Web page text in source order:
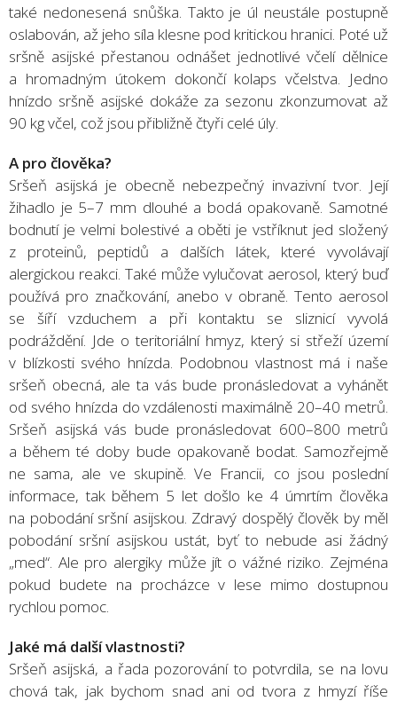
také nedonesená snůška. Takto je úl neustále postupně
oslabován, až jeho síla klesne pod kritickou hranici. Poté už
sršně asijské přestanou odnášet jednotlivé včelí dělnice
a hromadným útokem dokončí kolaps včelstva. Jedno
hnízdo sršně asijské dokáže za sezonu zkonzumovat až
90 kg včel, což jsou přibližně čtyři celé úly.
A pro člověka?
Sršeň asijská je obecně nebezpečný invazivní tvor. Její
žihadlo je 5–7 mm dlouhé a bodá opakovaně. Samotné
bodnutí je velmi bolestivé a oběti je vstříknut jed složený
z proteinů, peptidů a dalších látek, které vyvolávají
alergickou reakci. Také může vylučovat aerosol, který buď
používá pro značkování, anebo v obraně. Tento aerosol
se šíří vzduchem a při kontaktu se sliznicí vyvolá
podráždění. Jde o teritoriální hmyz, který si střeží území
v blízkosti svého hnízda. Podobnou vlastnost má i naše
sršeň obecná, ale ta vás bude pronásledovat a vyhánět
od svého hnízda do vzdálenosti maximálně 20–40 metrů.
Sršeň asijská vás bude pronásledovat 600–800 metrů
a během té doby bude opakovaně bodat. Samozřejmě
ne sama, ale ve skupině. Ve Francii, co jsou poslední
informace, tak během 5 let došlo ke 4 úmrtím člověka
na pobodání sršní asijskou. Zdravý dospělý člověk by měl
pobodání sršní asijskou ustát, byť to nebude asi žádný
„med“. Ale pro alergiky může jít o vážné riziko. Zejména
pokud budete na procházce v lese mimo dostupnou
rychlou pomoc.
Jaké má další vlastnosti?
Sršeň asijská, a řada pozorování to potvrdila, se na lovu
chová tak, jak bychom snad ani od tvora z hmyzí říše